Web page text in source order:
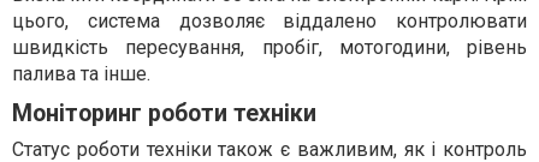
цього, система дозволяє віддалено контролювати
швидкість пересування, пробіг, мотогодини, рівень
палива та інше.
Моніторинг роботи техніки
Статус роботи техніки також є важливим, як і контроль